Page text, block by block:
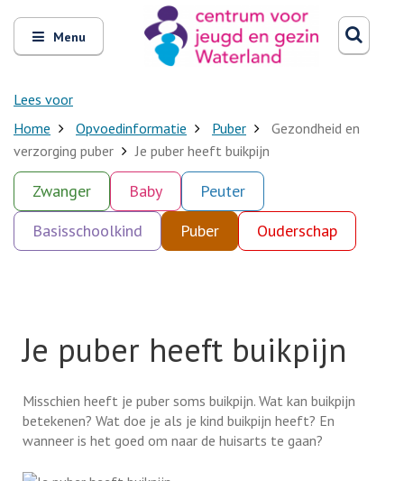
Open
en
sluit
Menu
Lees voor
Zoeken
Home Opvoedinformatie Puber
Gezondheid en
verzorging puber
Je puber heeft buikpijn
Zwanger Baby
Peuter
Basisschoolkind
Puber Ouderschap
Je puber heeft buikpijn
Misschien heeft je puber soms buikpijn. Wat kan buikpijn
betekenen? Wat doe je als je kind buikpijn heeft? En
wanneer is het goed om naar de huisarts te gaan?